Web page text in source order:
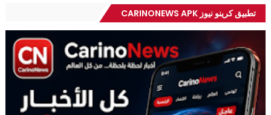
تطبيق كرينو نيوز CARINONEWS APK